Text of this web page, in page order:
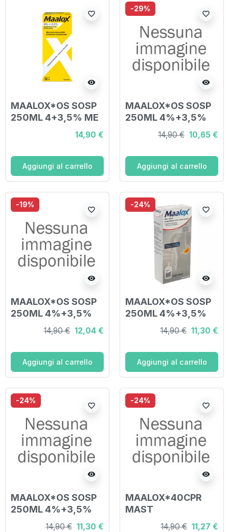
visibility
favorite_border
MAALOX*OS SOSP
250ML 4+3,5% ME
14,90 €
Aggiungi al carrello
-29%
visibility
favorite_border
MAALOX*OS SOSP
250ML 4%+3,5%
14,90 € 10,65 €
Aggiungi al carrello
-19%
visibility
favorite_border
MAALOX*OS SOSP
250ML 4%+3,5%
14,90 € 12,04 €
Aggiungi al carrello
-24%
visibility
favorite_border
MAALOX*OS SOSP
250ML 4%+3,5%
14,90 € 11,30 €
Aggiungi al carrello
-24%
visibility
favorite_border
MAALOX*OS SOSP
250ML 4%+3,5%
14,90 € 11,30 €
-24%
visibility
favorite_border
MAALOX*40CPR
MAST
400MG+400MG
14,90 € 11,27 €